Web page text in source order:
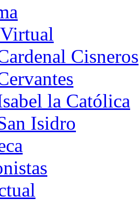
Cisneros
la Católica
Isidro